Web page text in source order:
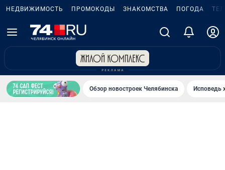
НЕДВИЖИМОСТЬ ПРОМОКОДЫ ЗНАКОМСТВА ПОГОДА
Обзор новостроек Челябинска Исповедь